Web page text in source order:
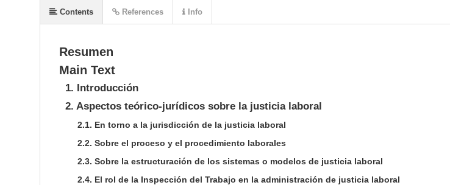
Resumen
Main Text
1. Introducción
2. Aspectos teórico-jurídicos sobre la justicia laboral
2.1. En torno a la jurisdicción de la justicia laboral
2.2. Sobre el proceso y el procedimiento laborales
2.3. Sobre la estructuración de los sistemas o modelos de justicia laboral
2.4. El rol de la Inspección del Trabajo en la administración de justicia laboral
Contents References Info